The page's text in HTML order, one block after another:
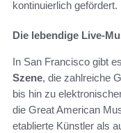
kontinuierlich gefördert.
Die lebendige Live-
In San Francisco gibt
Szene, die zahlreiche
bis hin zu
die Great American
etablierte Künstler als